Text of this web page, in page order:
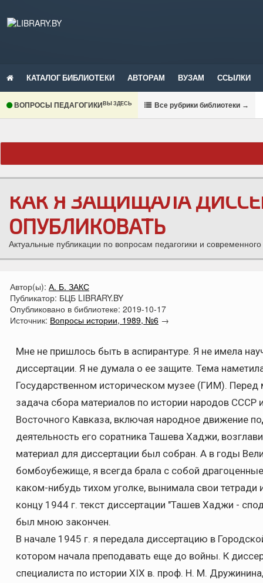
КАТАЛОГ БИБЛИОТЕКИ АВТОРАМ ВУЗАМ ССЫЛКИ
ВОПРОСЫ ПЕДАГОГИКИВЫ ЗДЕСЬ Все рубрики библиотеки →
КАК Я ЗАЩИЩАЛА
ОПУБЛИКОВАТЬ
Актуальные публикации по вопросам педагогики и
Автор(ы): А. Б. ЗАКС
Публикатор: БЦБ LIBRARY.BY
Опубликовано в библиотеке: 2019-10-17
Источник: Вопросы истории, 1989, №6 →
Мне не пришлось быть в аспирантуре. Я не имела
диссертации. Я не думала о ее защите. Тема
Государственном историческом музее (ГИМ). Перед
задача сбора материалов по истории народов СССР
Восточного Кавказа, включая народное движение
деятельность его соратника Ташева Хаджи,
материал для диссертации был собран. А в годы
бомбоубежище, я всегда брала с собой
каком-нибудь тихом уголке, вынимала свои
концу 1944 г. текст диссертации "Ташев Хаджи -
был мною закончен.
В начале 1945 г. я передала диссертацию в
котором начала преподавать еще до войны. К
специалиста по истории XIX в. проф. Н. М.